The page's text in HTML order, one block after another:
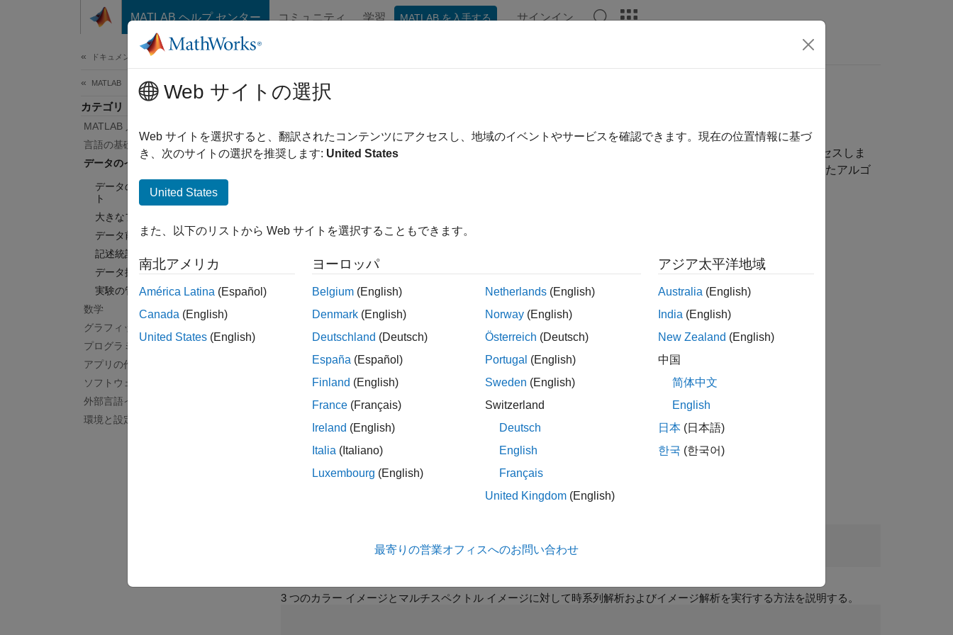
コンテンツへスキップ
MATLAB ヘルプ センター コミュニティ 学習 MATLAB を入手する サインイン
ドキュメンテーションのホーム
MATLAB
カテゴリ
MATLAB 入門
言語の基礎
データのインポートと解析
データのインポートとエクスポー
ト
大きなファイルとビッグ データ
データ前処理
記述統計と洞察
データ探索
実験の管理
数学
グラフィックス
プログラミング
アプリの作成
ソフトウェア開発
外部言語インターフェイス
環境と設定
データのインポートと解析
大規模ファイルなどのデータのインポートおよびエクスポート、データの前処理、可視化および確認
テキスト ファイル、スプレッドシート、ハードウェア、その他のソフトウェア、Web などのデータにアクセスしま
す。データを調査して、トレンドの特定、仮説の検定、および不確かさの推定を行います。カスタマイズしたアルゴ
カテゴリ
テキスト ファイル、スプレッドシート、その他のファイル形式、ハードウェア、Web アクセス
大きなファイルとビッグ データ
多数のファイルや大規模なデータセットへのアクセスおよび処理
データ前処理
記述統計と回帰モデルを使用してデータを要約する
データ探索
可視化またはソニフィケーションを使用してデータを探索する
実験の管理
MATLAB
コードを実行するための計算実験を設計する
3 つのカラー イメージとマルチスペクトル イメージに対して時系列解析およびイメージ解析を実行する方法を説明する。
Web サイトの選択
Web サイトを選択すると、翻訳されたコンテンツにアクセスし、地域のイベントやサービスを確認できます。現在の位置情報に基づ
き、次のサイトの選択を推奨します: United States
United States
また、以下のリストから Web サイトを選択することもできます。
南北アメリカ
América Latina (Español)
Canada (English)
United States (English)
ヨーロッパ
Belgium (English)
Denmark (English)
Deutschland (Deutsch)
España (Español)
Finland (English)
France (Français)
Ireland (English)
Italia (Italiano)
Luxembourg (English)
Netherlands (English)
Norway (English)
Österreich (Deutsch)
Portugal (English)
Sweden (English)
Switzerland
Deutsch
English
Français
United Kingdom (English)
アジア太平洋地域
Australia (English)
India (English)
New Zealand (English)
中国
简体中文
English
日本 (日本語)
한국 (한국어)
最寄りの営業オフィスへのお問い合わせ